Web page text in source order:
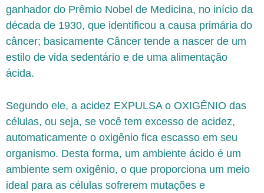
ganhador do Prêmio Nobel de Medicina, no início da
década de 1930, que identificou a causa primária do
câncer; basicamente Câncer tende a nascer de um
estilo de vida sedentário e de uma alimentação
ácida.
Segundo ele, a acidez EXPULSA o OXIGÊNIO das
células, ou seja, se você tem excesso de acidez,
automaticamente o oxigênio fica escasso em seu
organismo. Desta forma, um ambiente ácido é um
ambiente sem oxigênio, o que proporciona um meio
ideal para as células sofrerem mutações e